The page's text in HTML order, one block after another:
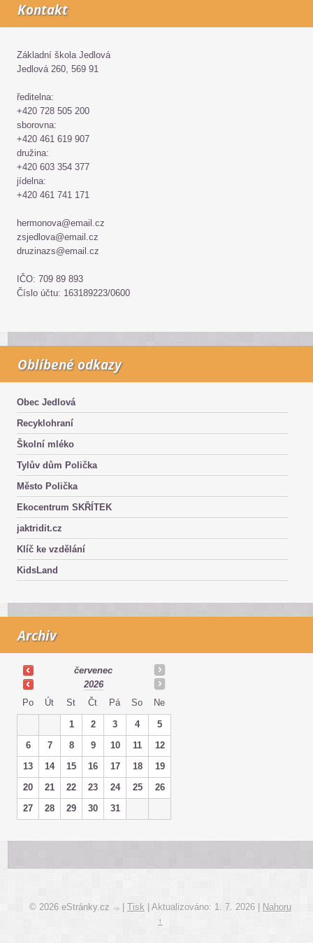
Kontakt
Základní škola Jedlová
Jedlová 260, 569 91
ředitelna:
+420 728 505 200
sborovna:
+420 461 619 907
družina:
+420 603 354 377
jídelna:
+420 461 741 171
hermonova@email.cz
zsjedlova@email.cz
druzinazs@email.cz
IČO: 709 89 893
Číslo účtu: 163189223/0600
Oblíbené odkazy
Obec Jedlová
Recyklohraní
Školní mléko
Tylův dům Polička
Město Polička
Ekocentrum SKŘÍTEK
jaktridit.cz
Klíč ke vzdělání
KidsLand
Archiv
červenec
2026
Po
Út St Čt Pá So Ne
1 2 3 4
5
6
7 8 9 10 11
12
13
14 15 16 17 18
19
20
21 22 23 24 25
26
27
28 29 30 31
© 2026 eStránky.cz Tisk Aktualizováno: 1. 7. 2026
Nahoru
↑